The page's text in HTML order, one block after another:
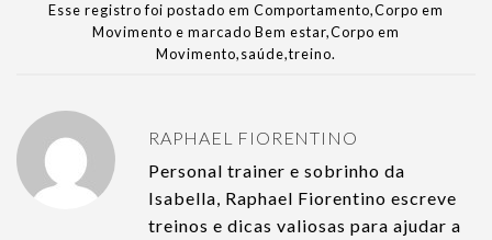
Esse registro foi postado em Comportamento,Corpo em
Movimento e marcado Bem estar,Corpo em
Movimento,saúde,treino.
RAPHAEL FIORENTINO
Personal trainer e sobrinho da
Isabella, Raphael Fiorentino escreve
treinos e dicas valiosas para ajudar a